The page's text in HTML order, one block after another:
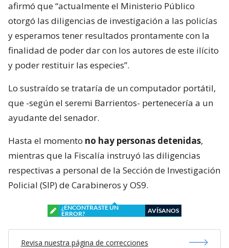
afirmó que “actualmente el Ministerio Público
otorgó las diligencias de investigación a las policías
y esperamos tener resultados prontamente con la
finalidad de poder dar con los autores de este ilícito
y poder restituir las especies”.
Lo sustraído se trataría de un computador portátil,
que -según el seremi Barrientos- pertenecería a un
ayudante del senador.
Hasta el momento no hay personas detenidas,
mientras que la Fiscalía instruyó las diligencias
respectivas a personal de la Sección de Investigación
Policial (SIP) de Carabineros y OS9.
¿ENCONTRASTE UN
ERROR?
AVÍSANOS
Revisa nuestra página de correcciones